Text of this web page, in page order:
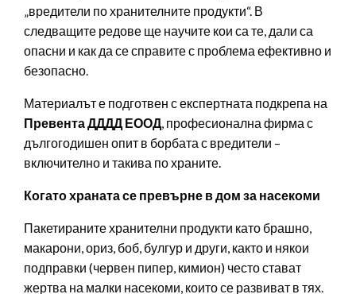
„вредители по хранителните продукти“. В
следващите редове ще научите кои са те, дали са
опасни и как да се справите с проблема ефективно и
безопасно.
Материалът е подготвен с експертната подкрепа на
Превента ДДДД ЕООД, професионална фирма с
дългогодишен опит в борбата с вредители –
включително и такива по храните.
Когато храната се превърне в дом за насекоми
Пакетираните хранителни продукти като брашно,
макарони, ориз, боб, булгур и други, както и някои
подправки (червен пипер, кимион) често стават
жертва на малки насекоми, които се развиват в тях.